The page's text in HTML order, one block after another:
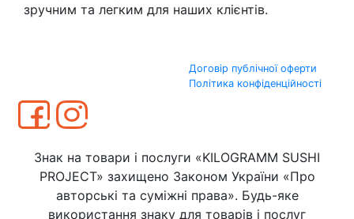
зручним та легким для наших клієнтів.
Договір публічної оферти
Політика конфіденційності
Знак на товари і послуги «KILOGRAMM SUSHI
PROJECT» захищено Законом України «Про
авторські та суміжні права». Будь-яке
використання знаку для товарів і послуг